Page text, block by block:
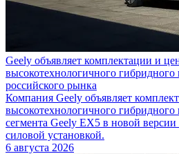
Geely объявляет комплектации и
высокотехнологичного гибридного
российского рынка
Компания Geely объявляет
высокотехнологичного
сегмента Geely EX5 в новой
силовой установкой.
6 августа 2026